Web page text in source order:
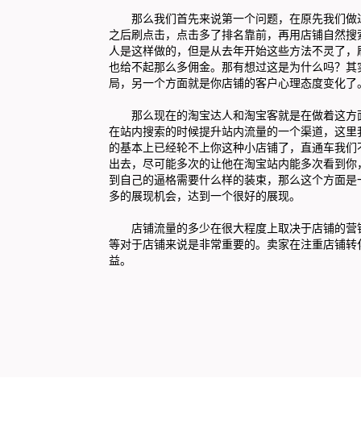
那么我们首先来说第一个问题，在原先我们做
之后刷点击，点击多了排名靠前，再用店铺自然
人是这样做的，但是从去年开始这些方法不灵了
也给不起那么多佣金。那有想过这是为什么吗？
局，另一个方面就是你店铺的客户心理态度变化了
那么现在的淘宝达人和淘宝客就是在做着这方
在站内搜索的时候提升站内流量的一个渠道，这
的基本上已经轮不上你这种小店铺了，直通车我
出去，尽可能多次的让他在淘宝站内能多次看到
到自己的逼格需要什么样的装束，那么这个方面
多的展现机会，达到一个很好的展现。
店铺流量的多少在很大程度上取决于店铺的营
等对于店铺来说是非常重要的。卖家在注重店铺
益。